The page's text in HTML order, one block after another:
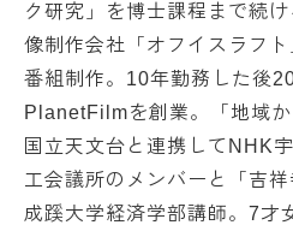
ク研究」を博士課程まで続
像制作会社「オフイスラフ
番組制作。10年勤務した後
PlanetFilmを創業。「地域か
国立天文台と連携してNHK
工会議所のメンバーと「吉祥
成蹊大学経済学部講師。7才